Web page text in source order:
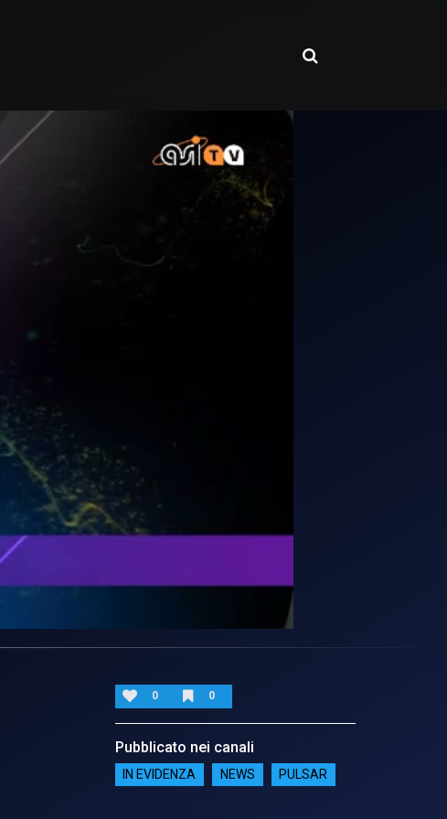
0 0
Pubblicato nei canali
IN EVIDENZA NEWS PULSAR